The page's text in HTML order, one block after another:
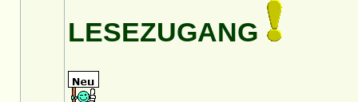
LESEZUGANG